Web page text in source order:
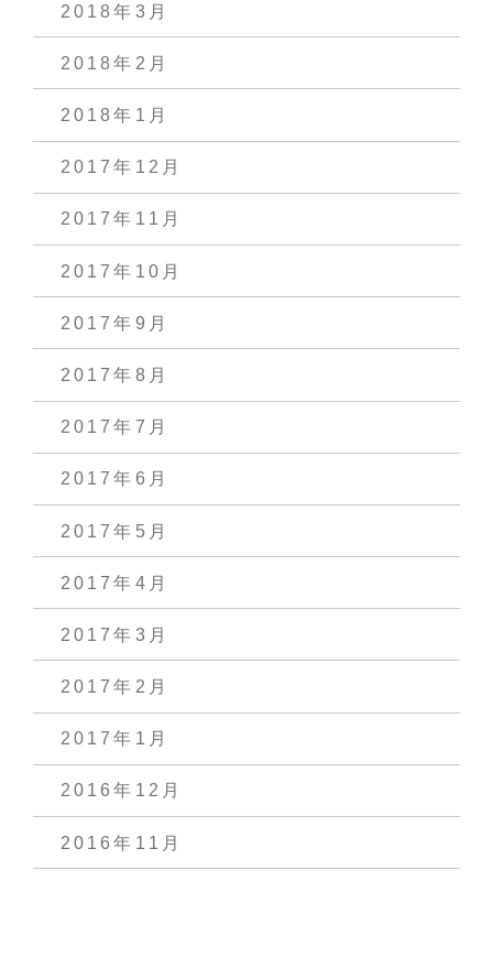
2018年3月
2018年2月
2018年1月
2017年12月
2017年11月
2017年10月
2017年9月
2017年8月
2017年7月
2017年6月
2017年5月
2017年4月
2017年3月
2017年2月
2017年1月
2016年12月
2016年11月